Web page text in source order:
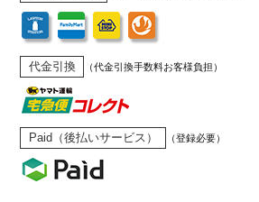
代金引換 （代金引換手数料お客様負担）
Paid（後払いサービス） （登録必要）